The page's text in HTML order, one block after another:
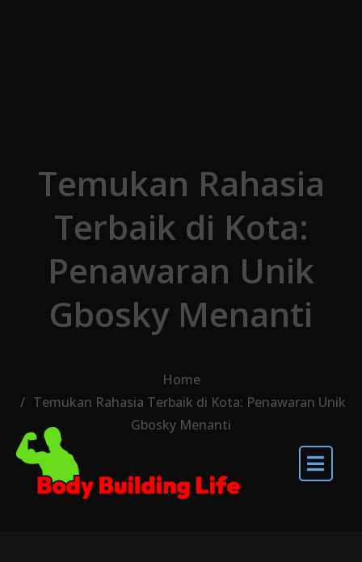
Temukan Rahasia
Terbaik di Kota:
Penawaran Unik
Gbosky Menanti
Home
Temukan Rahasia Terbaik di Kota: Penawaran Unik
Gbosky Menanti